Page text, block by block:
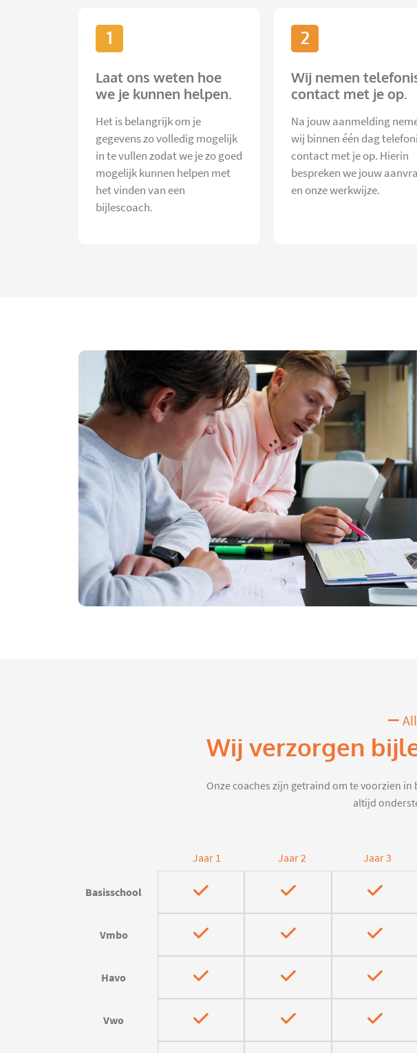
1
Laat ons weten hoe
we je kunnen helpen.
Het is belangrijk om je
gegevens zo volledig mogelijk
in te vullen zodat we je zo goed
mogelijk kunnen helpen met
het vinden van een
bijlescoach.
2
Wij nemen
contact met je op.
Na jouw aanmelding
wij binnen één dag
contact met je op. Hierin
bespreken we jouw
en onze werkwijze.
Wij verzorgen
Onze coaches zijn getraind om te voorzien
altijd
Jaar 1 Jaar 2 Jaar 3
Basisschool
Vmbo
Havo
Vwo